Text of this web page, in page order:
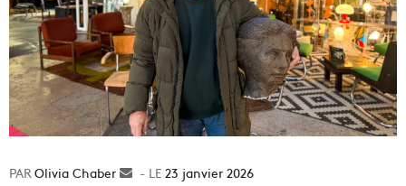
Olivia Chaber
Envoyer23 janvier 2026